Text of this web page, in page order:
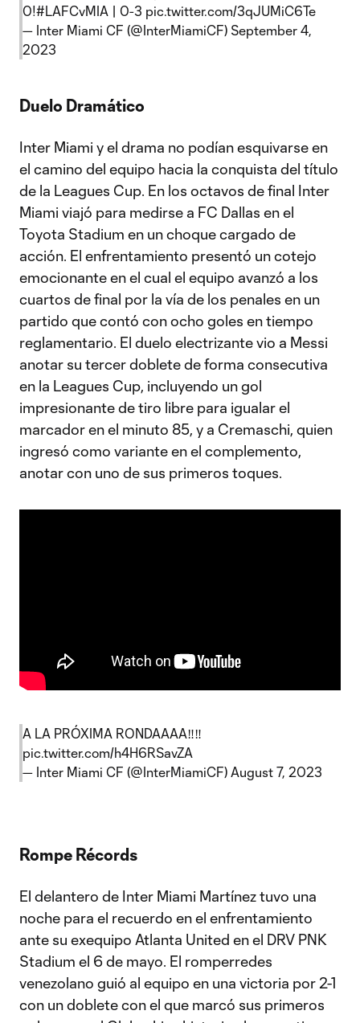
0!#LAFCvMIA | 0-3 pic.twitter.com/3qJUMiC6Te
— Inter Miami CF (@InterMiamiCF) September 4,
2023
Duelo Dramático
Inter Miami y el drama no podían esquivarse en
el camino del equipo hacia la conquista del título
de la Leagues Cup. En los octavos de final Inter
Miami viajó para medirse a FC Dallas en el
Toyota Stadium en un choque cargado de
acción. El enfrentamiento presentó un cotejo
emocionante en el cual el equipo avanzó a los
cuartos de final por la vía de los penales en un
partido que contó con ocho goles en tiempo
reglamentario. El duelo electrizante vio a Messi
anotar su tercer doblete de forma consecutiva
en la Leagues Cup, incluyendo un gol
impresionante de tiro libre para igualar el
marcador en el minuto 85, y a Cremaschi, quien
ingresó como variante en el complemento,
anotar con uno de sus primeros toques.
A LA PRÓXIMA RONDAAAA‼️‼️
pic.twitter.com/h4H6RSavZA
— Inter Miami CF (@InterMiamiCF) August 7, 2023
Rompe Récords
El delantero de Inter Miami Martínez tuvo una
noche para el recuerdo en el enfrentamiento
ante su exequipo Atlanta United en el DRV PNK
Stadium el 6 de mayo. El romperredes
venezolano guió al equipo en una victoria por 2-1
con un doblete con el que marcó sus primeros